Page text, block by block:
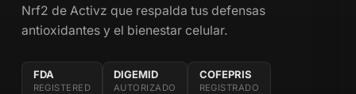
Nrf2 de Activz que respalda tus defensas
antioxidantes y el bienestar celular.
FDA
REGISTERED
DIGEMID
AUTORIZADO
COFEPRIS
REGISTRADO